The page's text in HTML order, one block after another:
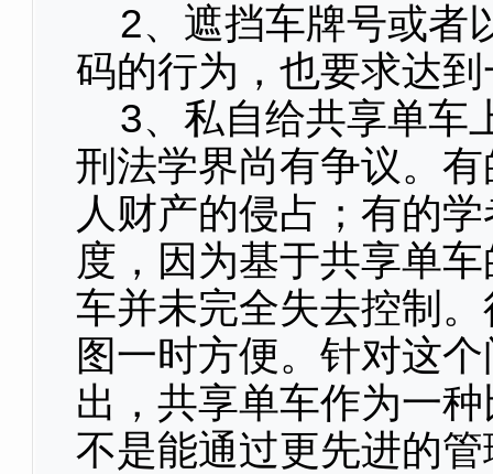
2、遮挡车牌号或者
码的行为，也要求达
3、私自给共享单车
刑法学界尚有争议。
人财产的侵占；有的
度，因为基于共享单
车并未完全失去控制
图一时方便。针对这
出，共享单车作为一
不是能通过更先进的